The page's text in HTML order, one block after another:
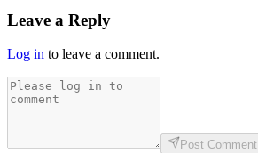
Leave a Reply
Log in to leave a comment.
Post Comment